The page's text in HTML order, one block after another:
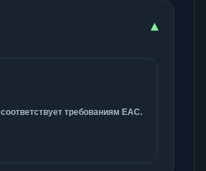
▾
требованиям ЕАС.